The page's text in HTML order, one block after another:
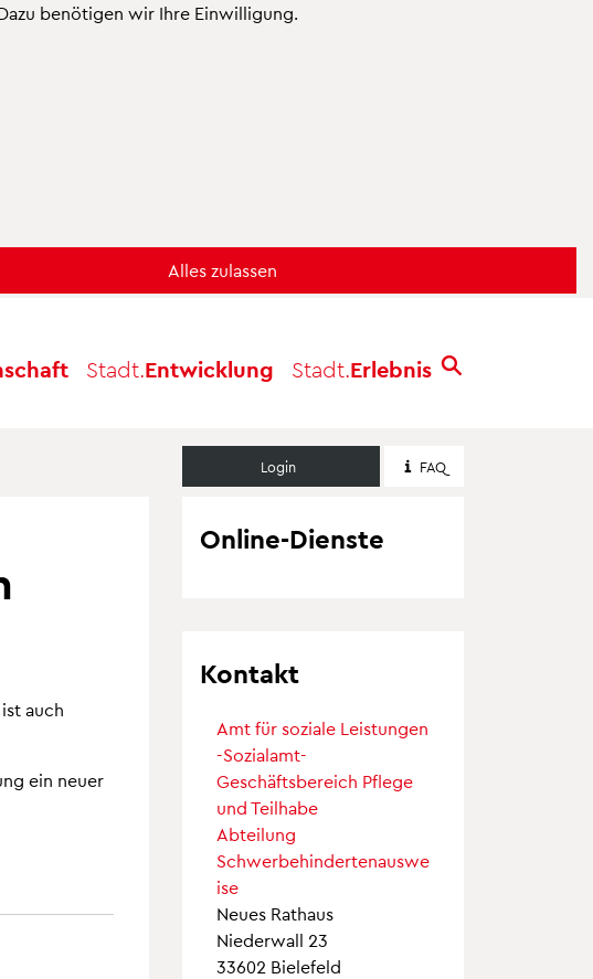
benötigen wir Ihre Einwilligung.
Stadt. Entwicklung Stadt. Erlebnis
Login FAQ
auch
ein neuer
Online-Dienste
Kontakt
Amt für soziale Leistungen
-Sozialamt-
Geschäftsbereich Pflege
und Teilhabe
Abteilung
Schwerbehindertenauswe
ise
Neues Rathaus
Niederwall 23
33602 Bielefeld